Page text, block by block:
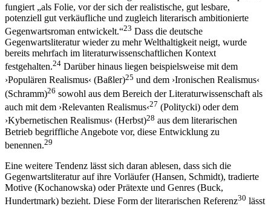
fungiert „als Folie, vor der sich der realistische, gut lesbare,
potenziell gut verkäufliche und zugleich literarisch ambitionierte
Gegenwartsroman entwickelt.“23 Dass die deutsche
Gegenwartsliteratur wieder zu mehr Welthaltigkeit neigt, wurde
bereits mehrfach im literaturwissenschaftlichen Kontext
festgehalten.24 Darüber hinaus liegen beispielsweise mit dem
›Populären Realismus‹ (Baßler)25 und dem ›Ironischen Realismus‹
(Schramm)26 sowohl aus dem Bereich der Literaturwissenschaft als
auch mit dem ›Relevanten Realismus‹27 (Politycki) oder dem
›Kybernetischen Realismus‹ (Herbst)28 aus dem literarischen
Betrieb begriffliche Angebote vor, diese Entwicklung zu
benennen.29
Eine weitere Tendenz lässt sich daran ablesen, dass sich die
Gegenwartsliteratur auf ihre Vorläufer (Hansen, Schmidt), tradierte
Motive (Kochanowska) oder Prätexte und Genres (Buck,
Hundertmark) bezieht. Diese Form der literarischen Referenz30 lässt